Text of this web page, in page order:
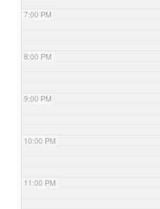
7:00 PM
8:00 PM
9:00 PM
10:00 PM
11:00 PM